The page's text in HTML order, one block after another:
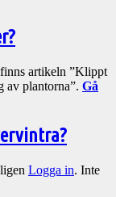
artikeln ”Klippt
av plantorna”. Gå
Logga in. Inte